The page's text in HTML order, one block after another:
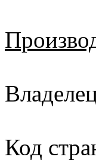
Код